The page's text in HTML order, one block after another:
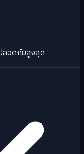
ลอดภัยสูงสุด